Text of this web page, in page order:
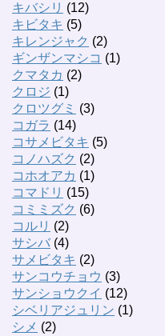
キバシリ (12)
キビタキ (5)
キレンジャク (2)
ギンザンマシコ (1)
クマタカ (2)
クロジ (1)
クロツグミ (3)
コガラ (14)
コサメビタキ (5)
コノハズク (2)
コホオアカ (1)
コマドリ (15)
コミミズク (6)
コルリ (2)
サシバ (4)
サメビタキ (2)
サンコウチョウ (3)
サンショウクイ (12)
シベリアジュリン (1)
シメ (2)